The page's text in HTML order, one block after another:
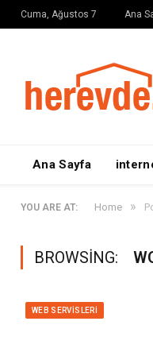
Cuma, Ağustos 7 Ana
Ana Sayfa
YOU ARE AT: Home »
BROWSING:
WEB SERVISLERI